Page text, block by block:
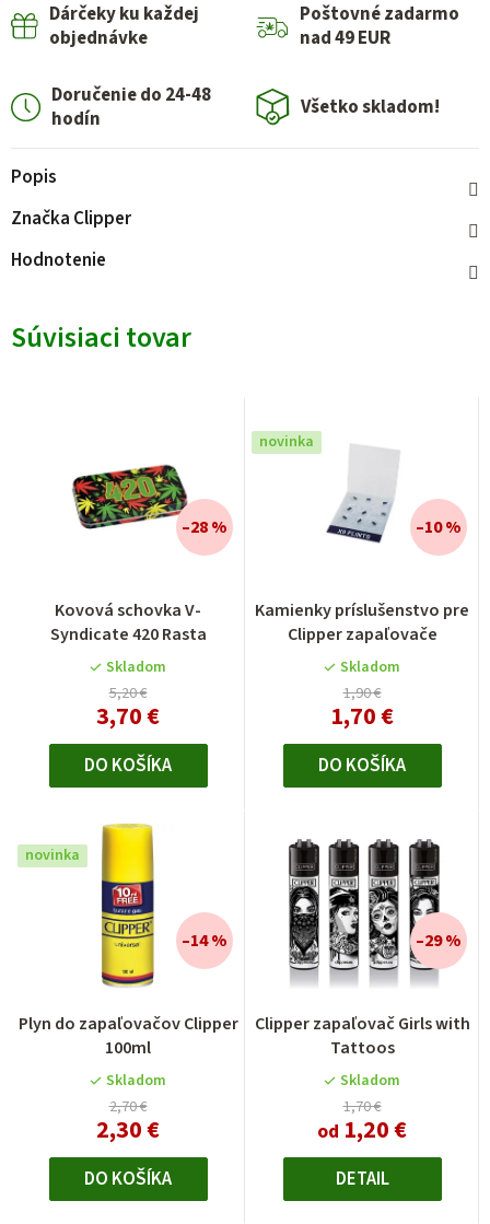
Dárčeky ku každej
objednávke
Poštovné zadarmo
nad 49 EUR
Doručenie do 24-48
hodín
Všetko skladom!
Popis
Značka Clipper
Hodnotenie
Súvisiaci tovar
Kovová schovka V-
Syndicate 420 Rasta
Skladom
5,20 €
3,70 €
–28 %
DO KOŠÍKA
novinka
Kamienky príslušenstvo pre
Clipper zapaľovače
Skladom
1,90 €
1,70 €
–10 %
DO KOŠÍKA
novinka
Plyn do zapaľovačov Clipper
100ml
Skladom
2,70 €
2,30 €
–14 %
DO KOŠÍKA
Clipper zapaľovač Girls with
Tattoos
Skladom
1,70 €
od 1,20 €
–29 %
DETAIL